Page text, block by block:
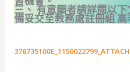
三、 有意願者請詳閱以
備妥交至教務處註冊組 高